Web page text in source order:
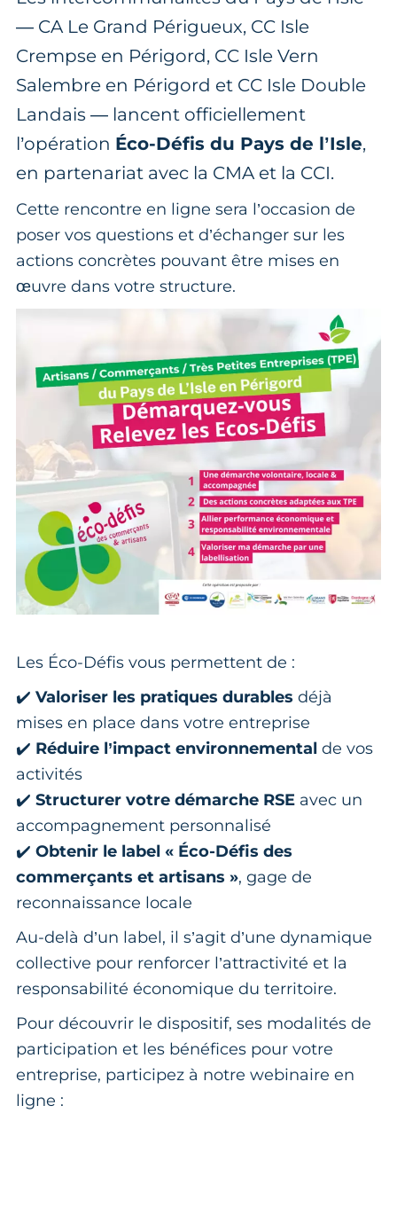
— CA Le Grand Périgueux, CC Isle
Crempse en Périgord, CC Isle Vern
Salembre en Périgord et CC Isle Double
Landais — lancent officiellement
l’opération Éco-Défis du Pays de l’Isle,
en partenariat avec la CMA et la CCI.
Cette rencontre en ligne sera l’occasion de
poser vos questions et d’échanger sur les
actions concrètes pouvant être mises en
œuvre dans votre structure.
Les Éco-Défis vous permettent de :
✔️ Valoriser les pratiques durables déjà
mises en place dans votre entreprise
✔️ Réduire l’impact environnemental de vos
activités
✔️ Structurer votre démarche RSE avec un
accompagnement personnalisé
✔️ Obtenir le label « Éco-Défis des
commerçants et artisans », gage de
reconnaissance locale
Au-delà d’un label, il s’agit d’une dynamique
collective pour renforcer l’attractivité et la
responsabilité économique du territoire.
Pour découvrir le dispositif, ses modalités de
participation et les bénéfices pour votre
entreprise, participez à notre webinaire en
ligne :